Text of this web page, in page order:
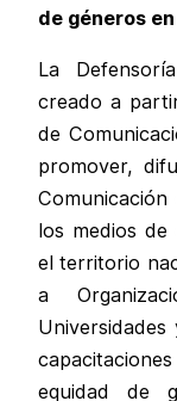
de géneros
La
creado a
de
promover,
los medios de
el territorio
a
equidad de